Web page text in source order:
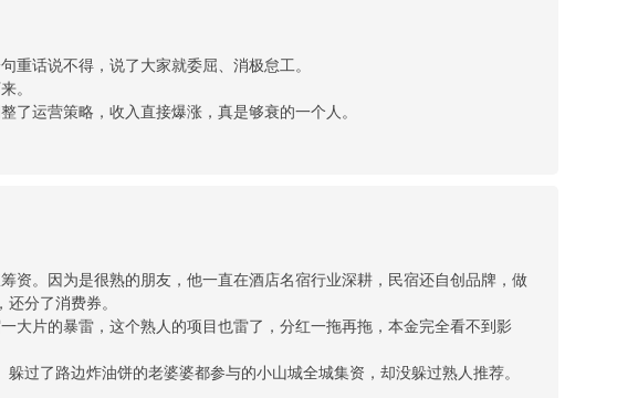
重话说不得，说了大家就委屈、消极怠工。
。
了运营策略，收入直接爆涨，真是够衰的一个人。
资。因为是很熟的朋友，他一直在酒店名宿行业深耕，民宿还自创品牌，做
分了消费券。
大片的暴雷，这个熟人的项目也雷了，分红一拖再拖，本金完全看不到影
过了路边炸油饼的老婆婆都参与的小山城全城集资，却没躲过熟人推荐。